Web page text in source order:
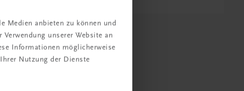
Medien anbieten zu können und
unserer Website an
Informationen möglicherweise
Nutzung der Dienste